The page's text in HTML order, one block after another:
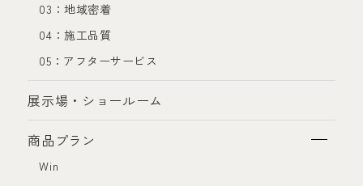
03：地域密着
04：施工品質
05：アフターサービス
展示場・ショールーム
商品プラン
Win